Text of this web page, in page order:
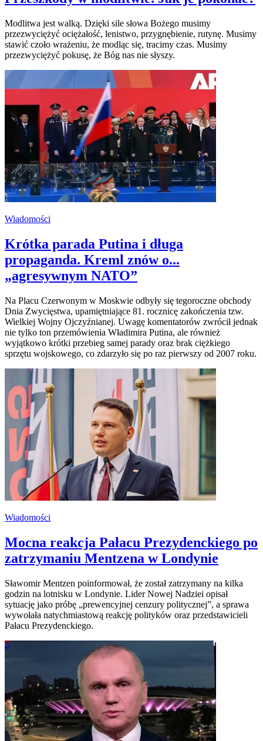
Modlitwa jest walką. Dzięki sile słowa Bożego musimy
przezwyciężyć ociężałość, lenistwo, przygnębienie, rutynę. Musimy
stawić czoło wrażeniu, że modląc się, tracimy czas. Musimy
przezwyciężyć pokusę, że Bóg nas nie słyszy.
Wiadomości
Krótka parada Putina i długa
propaganda. Kreml znów o...
„agresywnym NATO”
Na Placu Czerwonym w Moskwie odbyły się tegoroczne obchody
Dnia Zwycięstwa, upamiętniające 81. rocznicę zakończenia tzw.
Wielkiej Wojny Ojczyźnianej. Uwagę komentatorów zwrócił jednak
nie tylko ton przemówienia Władimira Putina, ale również
wyjątkowo krótki przebieg samej parady oraz brak ciężkiego
sprzętu wojskowego, co zdarzyło się po raz pierwszy od 2007 roku.
Wiadomości
Mocna reakcja Pałacu Prezydenckiego po
zatrzymaniu Mentzena w Londynie
Sławomir Mentzen poinformował, że został zatrzymany na kilka
godzin na lotnisku w Londynie. Lider Nowej Nadziei opisał
sytuację jako próbę „prewencyjnej cenzury politycznej”, a sprawa
wywołała natychmiastową reakcję polityków oraz przedstawicieli
Pałacu Prezydenckiego.